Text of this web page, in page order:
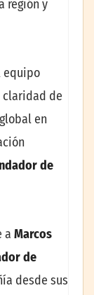
región y
equipo
de
en
de
a Marcos
de
desde sus